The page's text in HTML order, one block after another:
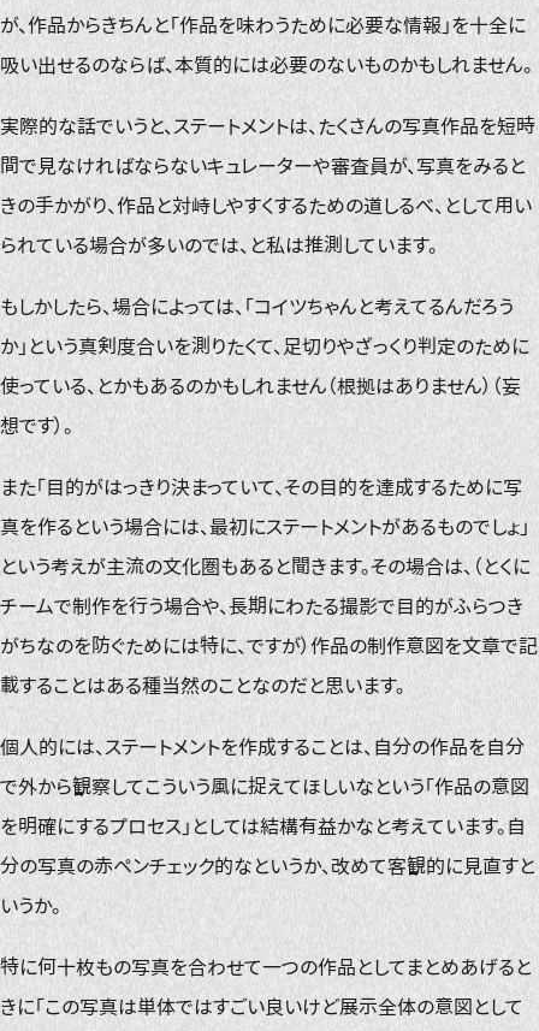
が、作品からきちんと「作品を味わうために必要な情報」を十全に
吸い出せるのならば、本質的には必要のないものかもしれません。
実際的な話でいうと、ステートメントは、たくさんの写真作品を短時
間で見なければならないキュレーターや審査員が、写真をみると
きの手かがり、作品と対峙しやすくするための道しるべ、として用い
られている場合が多いのでは、と私は推測しています。
もしかしたら、場合によっては、「コイツちゃんと考えてるんだろう
か」という真剣度合いを測りたくて、足切りやざっくり判定のために
使っている、とかもあるのかもしれません（根拠はありません）（妄
想です）。
また「目的がはっきり決まっていて、その目的を達成するために写
真を作るという場合には、最初にステートメントがあるものでしょ」
という考えが主流の文化圏もあると聞きます。その場合は、（とくに
チームで制作を行う場合や、長期にわたる撮影で目的がふらつき
がちなのを防ぐためには特に、ですが）作品の制作意図を文章で記
載することはある種当然のことなのだと思います。
個人的には、ステートメントを作成することは、自分の作品を自分
で外から観察してこういう風に捉えてほしいなという「作品の意図
を明確にするプロセス」としては結構有益かなと考えています。自
分の写真の赤ペンチェック的なというか、改めて客観的に見直すと
いうか。
特に何十枚もの写真を合わせて一つの作品としてまとめあげると
きに「この写真は単体ではすごい良いけど展示全体の意図として